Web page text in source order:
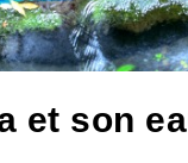
et son